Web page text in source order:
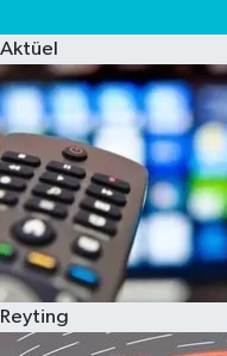
Aktüel
Reyting